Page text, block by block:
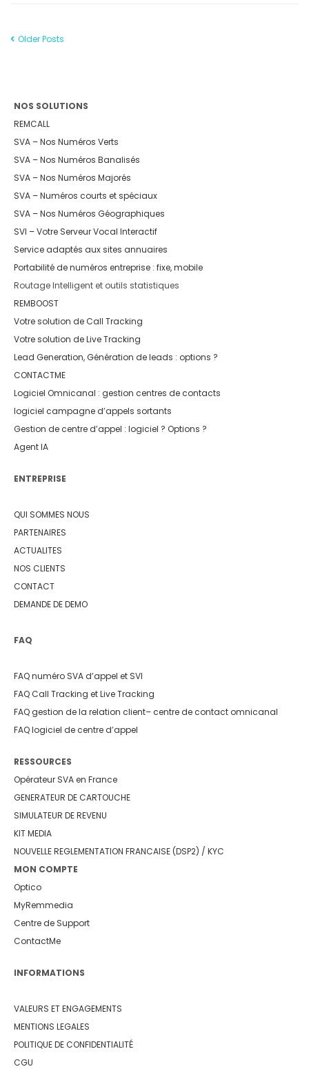
Older Posts
NOS SOLUTIONS
REMCALL
SVA – Nos Numéros Verts
SVA – Nos Numéros Banalisés
SVA – Nos Numéros Majorés
SVA – Numéros courts et spéciaux
SVA – Nos Numéros Géographiques
SVI – Votre Serveur Vocal Interactif
Service adaptés aux sites annuaires
Portabilité de numéros entreprise : fixe, mobile
Routage Intelligent et outils statistiques
REMBOOST
Votre solution de Call Tracking
Votre solution de Live Tracking
Lead Generation, Génération de leads : options ?
CONTACTME
Logiciel Omnicanal : gestion centres de contacts
logiciel campagne d’appels sortants
Gestion de centre d’appel : logiciel ? Options ?
Agent IA
ENTREPRISE
QUI SOMMES NOUS
PARTENAIRES
ACTUALITES
NOS CLIENTS
CONTACT
DEMANDE DE DEMO
FAQ
FAQ numéro SVA d’appel et SVI
FAQ Call Tracking et Live Tracking
FAQ gestion de la relation client– centre de contact omnicanal
FAQ logiciel de centre d’appel
RESSOURCES
Opérateur SVA en France
GENERATEUR DE CARTOUCHE
SIMULATEUR DE REVENU
KIT MEDIA
NOUVELLE REGLEMENTATION FRANCAISE (DSP2) / KYC
MON COMPTE
Optico
MyRemmedia
Centre de Support
ContactMe
INFORMATIONS
VALEURS ET ENGAGEMENTS
MENTIONS LEGALES
POLITIQUE DE CONFIDENTIALITÉ
CGU